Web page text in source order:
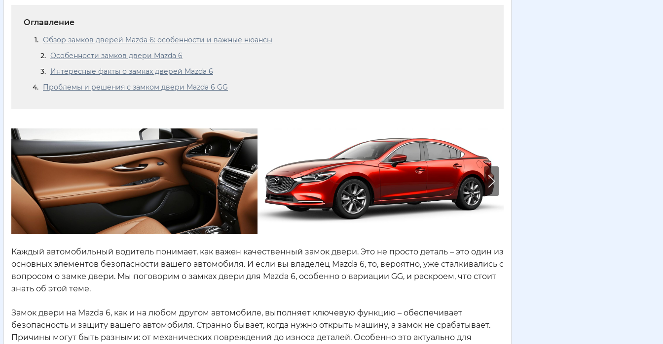
Оглавление
Обзор замков дверей Mazda 6: особенности и важные нюансы
Особенности замков двери Mazda 6
Интересные факты о замках дверей Mazda 6
Проблемы и решения с замком двери Mazda 6 GG
Каждый автомобильный водитель понимает, как важен качественный замок двери. Это не просто деталь – это один из
основных элементов безопасности вашего автомобиля. И если вы владелец Mazda 6, то, вероятно, уже сталкивались с
вопросом о замке двери. Мы поговорим о замках двери для Mazda 6, особенно о вариации GG, и раскроем, что стоит
знать об этой теме.
Замок двери на Mazda 6, как и на любом другом автомобиле, выполняет ключевую функцию – обеспечивает
безопасность и защиту вашего автомобиля. Странно бывает, когда нужно открыть машину, а замок не срабатывает.
Причины могут быть разными: от механических повреждений до износа деталей. Особенно это актуально для